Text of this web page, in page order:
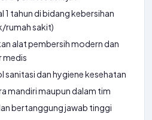
1 tahun di bidang kebersihan
rumah sakit)
alat pembersih modern dan
medis
dan hygiene kesehatan
mandiri maupun dalam tim
bertanggung jawab tinggi